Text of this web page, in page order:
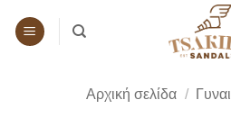
στο
Αρχική σελίδα /